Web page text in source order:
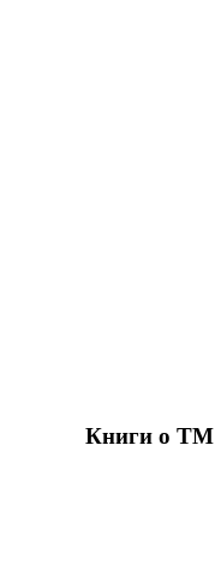
Книги о ТМ